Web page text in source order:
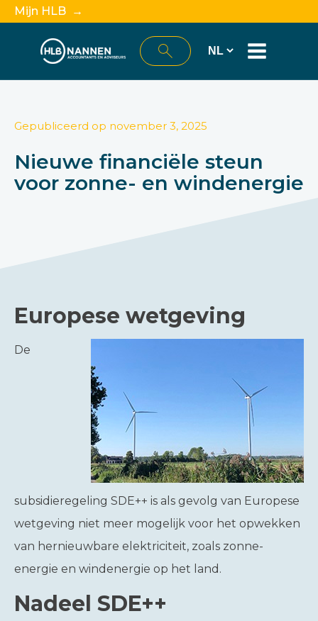
Mijn HLB →
Gepubliceerd op november 3, 2025
Nieuwe financiële steun
voor zonne- en windenergie
Europese wetgeving
De
subsidieregeling SDE++ is als gevolg van Europese
wetgeving niet meer mogelijk voor het opwekken
van hernieuwbare elektriciteit, zoals zonne-
energie en windenergie op het land.
Nadeel SDE++